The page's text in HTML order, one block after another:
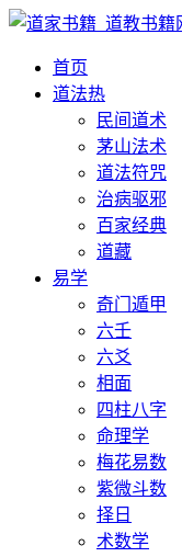
首页
道法热
民间道术
茅山法术
道法符咒
治病驱邪
百家经典
道藏
易学
奇门遁甲
六壬
六爻
相面
四柱八字
命理学
梅花易数
紫微斗数
择日
术数学